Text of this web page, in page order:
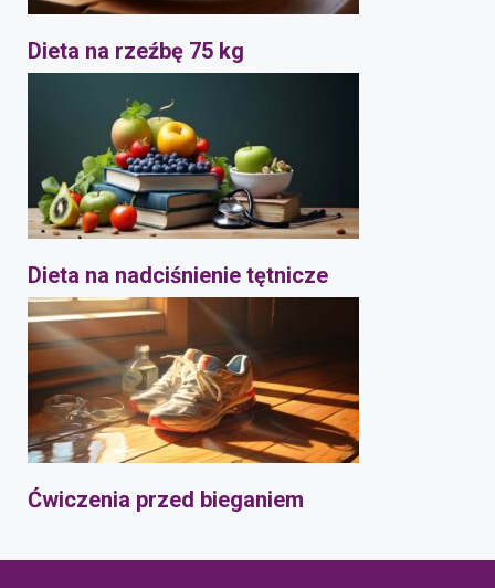
Dieta na rzeźbę 75 kg
Dieta na nadciśnienie tętnicze
Ćwiczenia przed bieganiem